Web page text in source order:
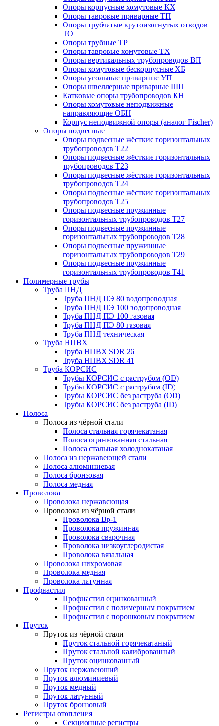
Опоры корпусные хомутовые КХ
Опоры тавровые приварные ТП
Опоры трубчатые крутоизогнутых отводов
ТО
Опоры трубные ТР
Опоры тавровые хомутовые ТХ
Опоры вертикальных трубопроводов ВП
Опоры хомутовые бескорпусные ХБ
Опоры угольные приварные УП
Опоры швеллерные приварные ШП
Катковые опоры трубопроводов КН
Опоры хомутовые неподвижные
направляющие ОБН
Корпус неподвижной опоры (аналог Fischer)
Опоры подвесные
Опоры подвесные жёсткие горизонтальных
трубопроводов Т22
Опоры подвесные жёсткие горизонтальных
трубопроводов Т23
Опоры подвесные жёсткие горизонтальных
трубопроводов Т24
Опоры подвесные жёсткие горизонтальных
трубопроводов Т25
Опоры подвесные пружинные
горизонтальных трубопроводов Т27
Опоры подвесные пружинные
горизонтальных трубопроводов Т28
Опоры подвесные пружинные
горизонтальных трубопроводов Т29
Опоры подвесные пружинные
горизонтальных трубопроводов Т41
Полимерные трубы
Труба ПНД
Труба ПНД ПЭ 80 водопроводная
Труба ПНД ПЭ 100 водопроводная
Труба ПНД ПЭ 100 газовая
Труба ПНД ПЭ 80 газовая
Труба ПНД техническая
Труба НПВХ
Труба НПВХ SDR 26
Труба НПВХ SDR 41
Труба КОРСИС
Трубы КОРСИС с раструбом (OD)
Трубы КОРСИС с раструбом (ID)
Трубы КОРСИС без раструба (OD)
Трубы КОРСИС без раструба (ID)
Полоса
Полоса из чёрной стали
Полоса стальная горячекатаная
Полоса оцинкованная стальная
Полоса стальная холоднокатаная
Полоса из нержавеющей стали
Полоса алюминиевая
Полоса бронзовая
Полоса медная
Проволока
Проволока нержавеющая
Проволока из чёрной стали
Проволока Вр-1
Проволока пружинная
Проволока сварочная
Проволока низкоуглеродистая
Проволока вязальная
Проволока нихромовая
Проволока медная
Проволока латунная
Профнастил
Профнастил оцинкованный
Профнастил с полимерным покрытием
Профнастил с порошковым покрытием
Пруток
Пруток из чёрной стали
Пруток стальной горячекатаный
Пруток стальной калиброванный
Пруток оцинкованный
Пруток нержавеющий
Пруток алюминиевый
Пруток медный
Пруток латунный
Пруток бронзовый
Регистры отопления
Секционные регистры